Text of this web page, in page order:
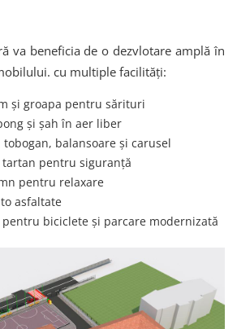
va beneficia de o dezvlotare amplă în
cu multiple facilități:
și groapa pentru sărituri
și șah în aer liber
tobogan, balansoare și carusel
tartan pentru siguranță
pentru relaxare
asfaltate
pentru biciclete și parcare modernizată